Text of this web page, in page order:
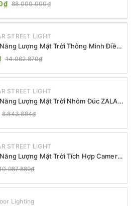
88.000.000₫
STREET LIGHT
Lượng Mặt Trời Thông Minh Điều
GMX01 ZALAA
14.062.870₫
STREET LIGHT
Lượng Mặt Trời Nhôm Đúc ZALAA
Cấp IP65
8.843.884₫
STREET LIGHT
Lượng Mặt Trời Tích Hợp Camera
CCTV (80W, IP65)
Lighting